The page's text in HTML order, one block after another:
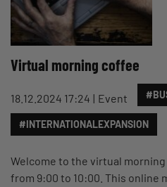
Virtual morning coffee
18.12.2024 17:24 Event
#INTERNATIONALEXPANSION
Welcome to the virtual
from 9:00 to 10:00. This online